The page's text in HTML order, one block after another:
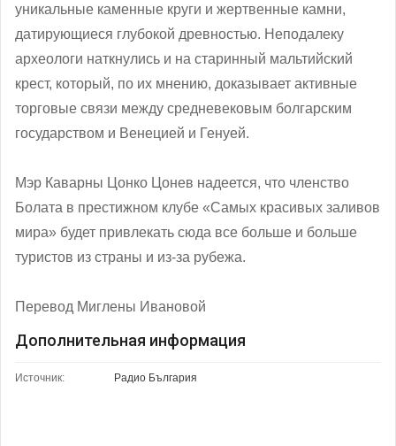
уникальные каменные круги и жертвенные камни,
датирующиеся глубокой древностью. Неподалеку
археологи наткнулись и на старинный мальтийский
крест, который, по их мнению, доказывает активные
торговые связи между средневековым болгарским
государством и Венецией и Генуей.
Мэр Каварны Цонко Цонев надеется, что членство
Болата в престижном клубе «Самых красивых заливов
мира» будет привлекать сюда все больше и больше
туристов из страны и из-за рубежа.
Перевод Миглены Ивановой
Дополнительная информация
Источник: Радио България